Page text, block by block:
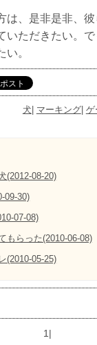
、是非是非、彼
いただきたい。
い。
犬 マーキング| ゲ
(2012-08-20)
09-30)
07-08)
もらった(2010-06-08)
(2010-05-25)
1|